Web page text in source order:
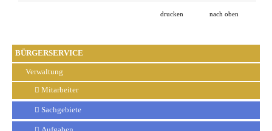
BÜRGERSERVICE
Verwaltung
Mitarbeiter
Sachgebiete
drucken nach oben